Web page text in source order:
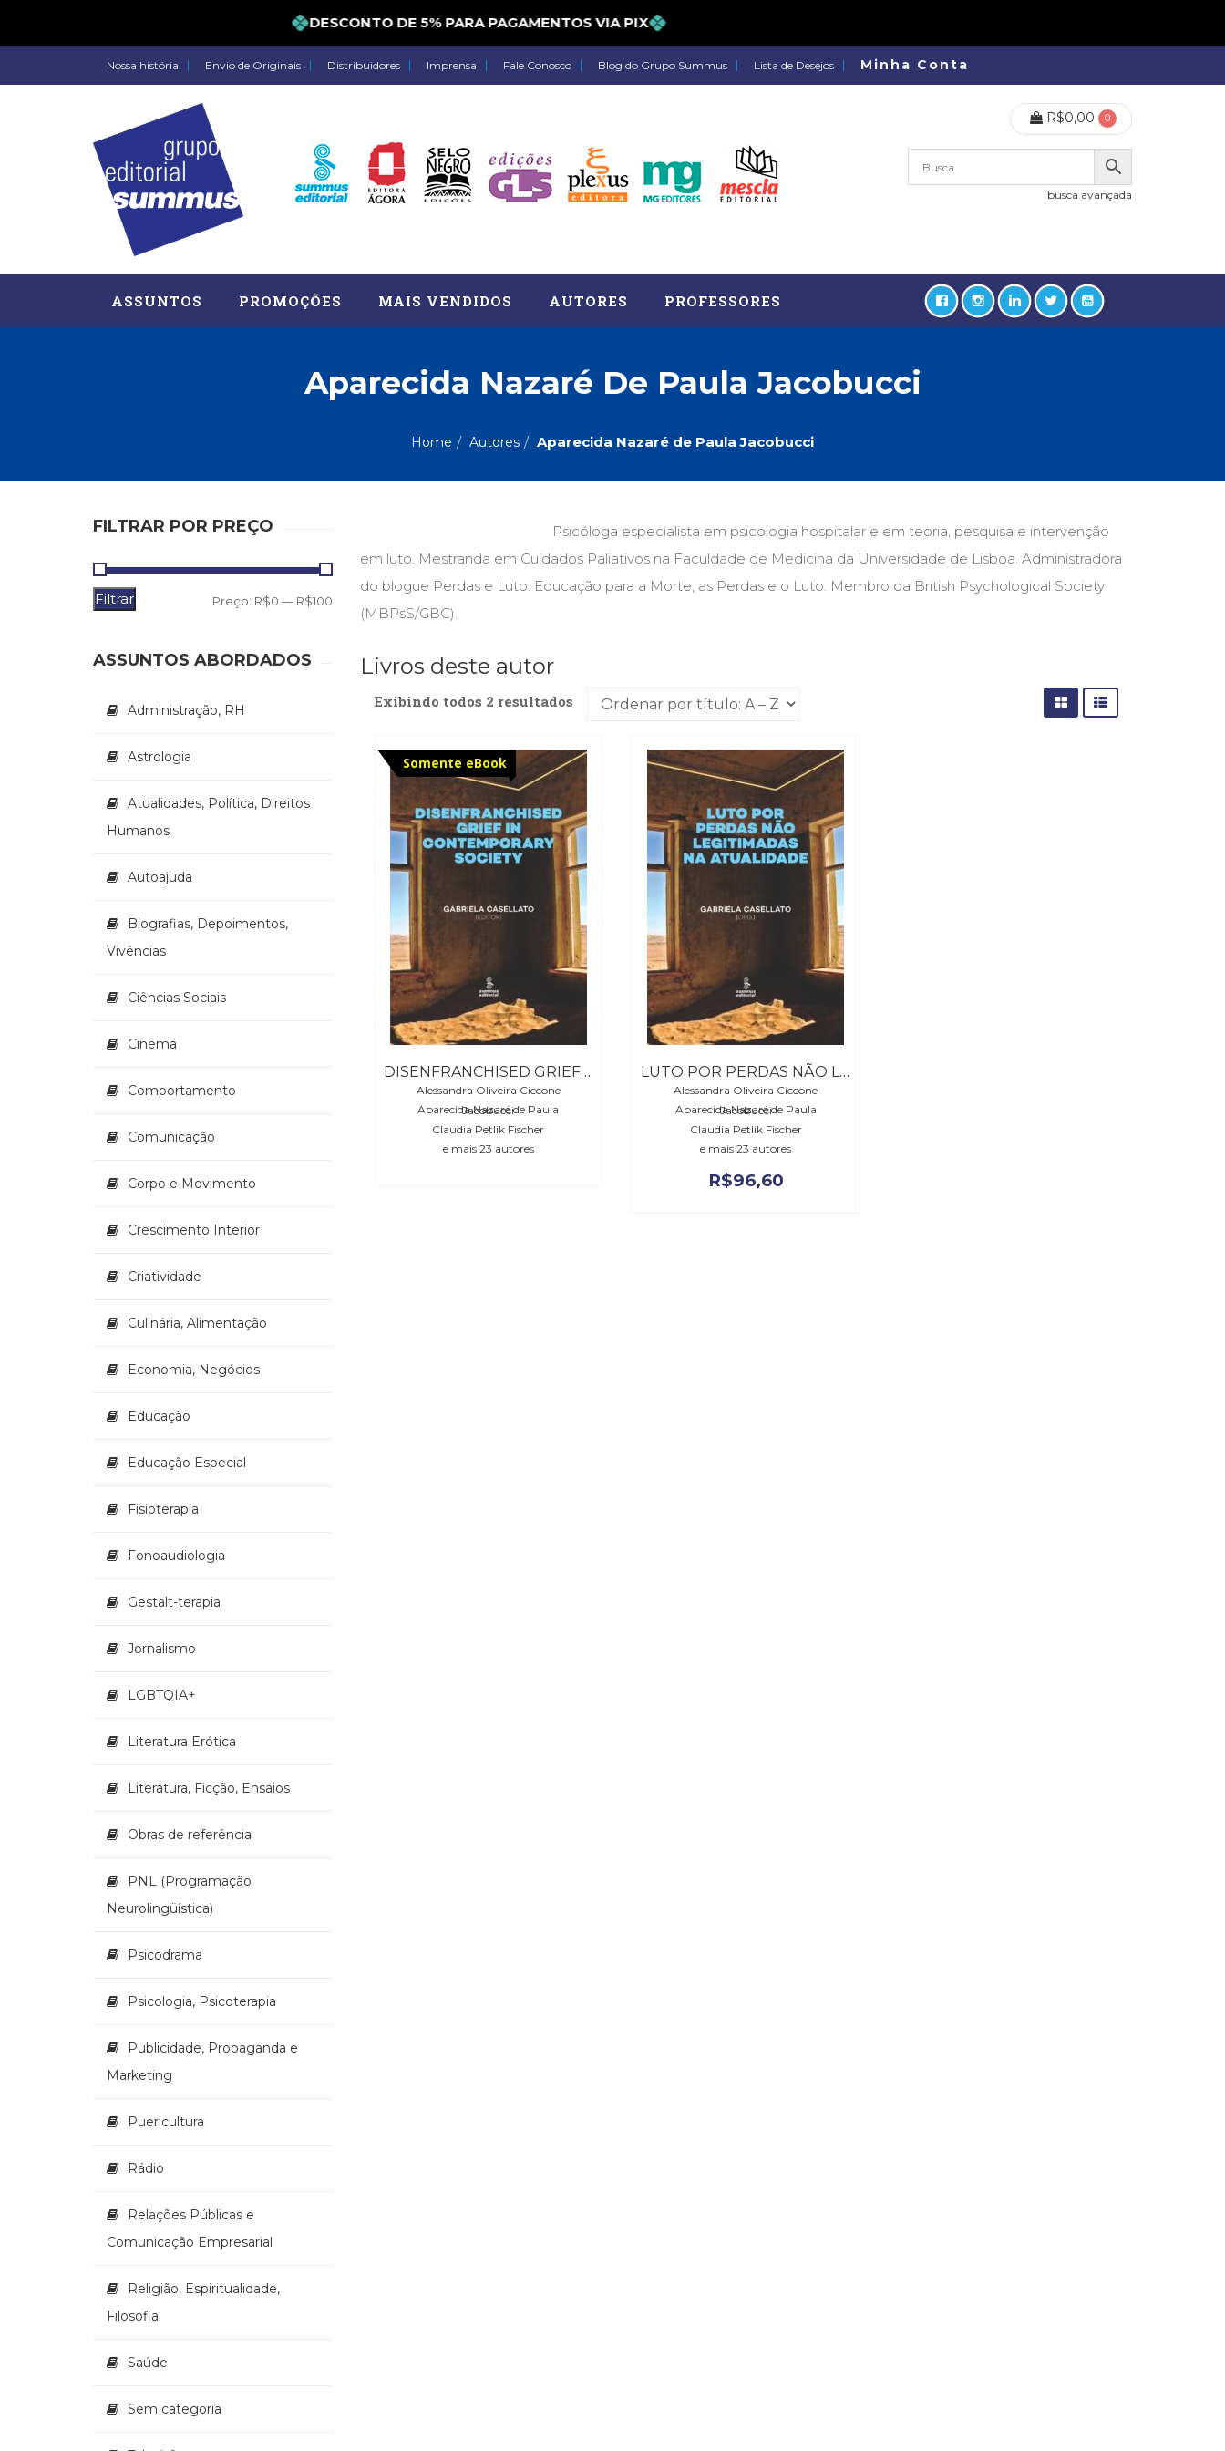
DESCONTO DE 5% PARA PAGAMENTOS VIA PIX
Nossa história Envio de Originais Distribuidores Imprensa Fale Conosco Blog do Grupo Summus Lista de Desejos Minha Conta
R$0,00 0
busca avançada
ASSUNTOS
Comportamento (418)
Comunicação (232)
Culinária, Alimentação (14)
Economia, Negócios (31)
Educação (278)
Gestalt-terapia (93)
Literatura, Ficção, Ensaios (69)
Obras de referência (48)
PNL (Programação Neurolingüística) (41)
Psicodrama (200)
Psicologia, Psicoterapia (799)
Publicidade, Propaganda e Marketing (33)
Puericultura (23)
Rádio (8)
Relações Públicas e Comunicação Empresarial
Terapia Ocupacional (21)
Treinamento e RH (65)
PROMOÇÕES MAIS VENDIDOS AUTORES PROFESSORES
Aparecida Nazaré De Paula Jacobucci
Home Autores Aparecida Nazaré de Paula Jacobucci
Psicóloga especialista em psicologia hospitalar e em teoria, pesquisa e intervenção
em luto. Mestranda em Cuidados Paliativos na Faculdade de Medicina da Universidade de Lisboa. Administradora
do blogue Perdas e Luto: Educação para a Morte, as Perdas e o Luto. Membro da British Psychological Society
(MBPsS/GBC).
Livros deste autor
Exibindo todos 2 resultados
Somente eBook
DISENFRANCHISED GRIEF IN CONTEMPORARY SOCIETY (ONLY EBOOK VERSION)
Alessandra Oliveira Ciccone
Aparecida Nazaré de Paula Jacobucci
Claudia Petlik Fischer
e mais 23 autores
LUTO POR PERDAS NÃO LEGITIMADAS NA ATUALIDADE
Alessandra Oliveira Ciccone
Aparecida Nazaré de Paula Jacobucci
Claudia Petlik Fischer
e mais 23 autores
R$96,60
FILTRAR POR PREÇO
Preço
Preço
Filtrar Preço: R$0 — R$100
ASSUNTOS ABORDADOS
Administração, RH
Astrologia
Atualidades, Política, Direitos
Humanos
Autoajuda
Biografias, Depoimentos,
Vivências
Ciências Sociais
Cinema
Comportamento
Comunicação
Corpo e Movimento
Crescimento Interior
Criatividade
Culinária, Alimentação
Economia, Negócios
Educação
Educação Especial
Fisioterapia
Fonoaudiologia
Gestalt-terapia
Jornalismo
LGBTQIA+
Literatura Erótica
Literatura, Ficção, Ensaios
Obras de referência
PNL (Programação
Neurolingüística)
Psicodrama
Psicologia, Psicoterapia
Publicidade, Propaganda e
Marketing
Puericultura
Rádio
Relações Públicas e
Comunicação Empresarial
Religião, Espiritualidade,
Filosofia
Saúde
Sem categoria